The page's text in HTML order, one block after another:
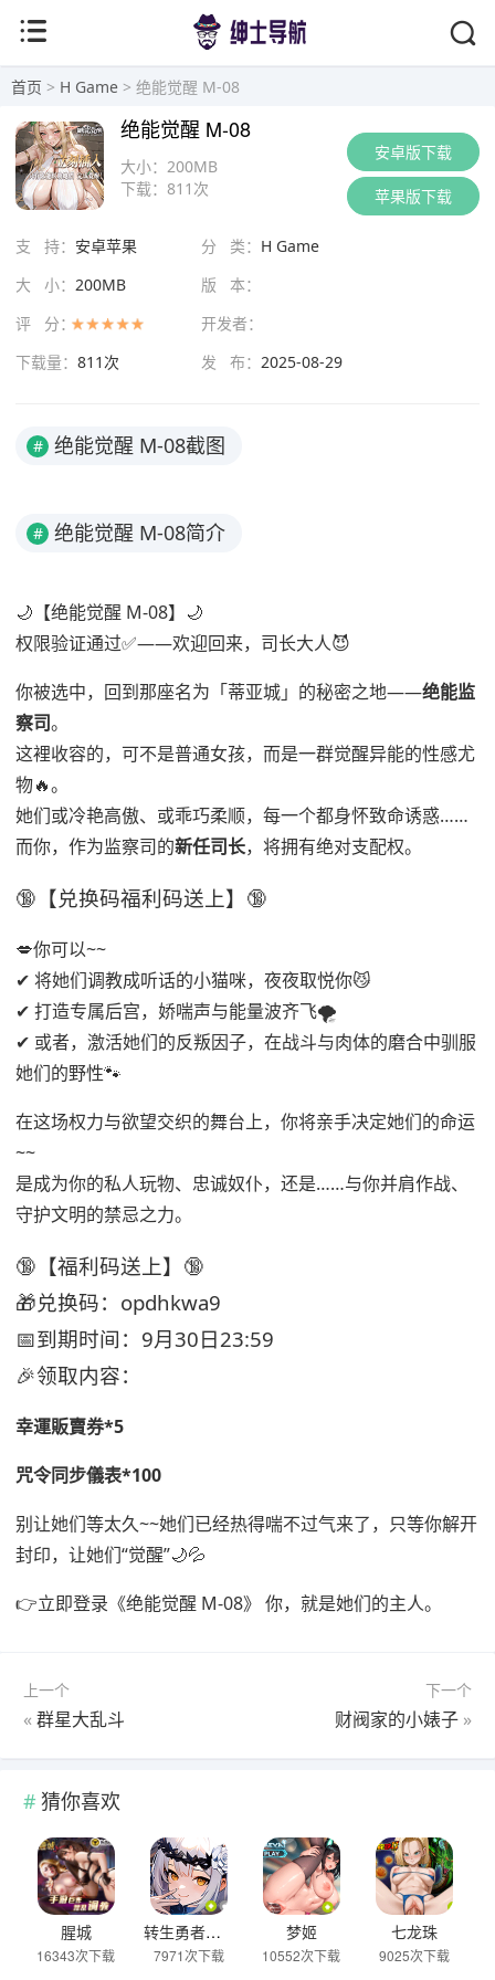
首页 > H Game > 绝能觉醒 M-08
安卓版下载
苹果版下载
大小： 200MB
下载： 811次
绝能觉醒 M-08
支 持： 安卓苹果 分 类： H Game
大 小： 200MB
版 本：
评 分：
开发者：
下载量： 811次 发 布： 2025-08-29
# 绝能觉醒 M-08截图
# 绝能觉醒 M-08简介
🌙【绝能觉醒 M-08】🌙
权限验证通过✅——欢迎回来，司长大人😈
你被选中，回到那座名为「蒂亚城」的秘密之地——绝能监
察司。
这裡收容的，可不是普通女孩，而是一群觉醒异能的性感尤
物🔥。
她们或冷艳高傲、或乖巧柔顺，每一个都身怀致命诱惑……
而你，作为监察司的新任司长，将拥有绝对支配权。
🔞【兑换码福利码送上】🔞
💋你可以~~
✔ 将她们调教成听话的小猫咪，夜夜取悦你😼
✔ 打造专属后宫，娇喘声与能量波齐飞🌪️
✔ 或者，激活她们的反叛因子，在战斗与肉体的磨合中驯服
她们的野性🐾
在这场权力与欲望交织的舞台上，你将亲手决定她们的命运
~~
是成为你的私人玩物、忠诚奴仆，还是……与你并肩作战、
守护文明的禁忌之力。
🔞【福利码送上】🔞
🎁兑换码：opdhkwa9
📅到期时间：9月30日23:59
🎉领取内容：
幸運販賣券*5
咒令同步儀表*100
别让她们等太久~~她们已经热得喘不过气来了，只等你解开
封印，让她们“觉醒”🌙💦
👉立即登录《绝能觉醒 M-08》 你，就是她们的主人。
上一个
«群星大乱斗
下一个
财阀家的小婊子 »
猜你喜欢
腥城
16343次下载
转生勇者：征服女魔王
7971次下载
梦姬
10552次下载
七龙珠
9025次下载